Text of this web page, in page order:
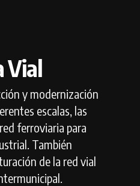
Vial
y modernización
escalas, las
ferroviaria para
También
de la red vial